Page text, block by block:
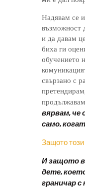
Надявам се
възможност
и да давам
биха ги
обучението
свързано с
вярвам,
само,
Защото
И защото
дете,
граничар с